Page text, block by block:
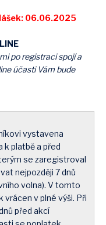
06.06.2025
po registraci spojí a
účasti Vám bude
vystavena
platbě a před
se zaregistroval
nejpozději 7 dnů
volna). V tomto
v plné výši. Při
před akcí